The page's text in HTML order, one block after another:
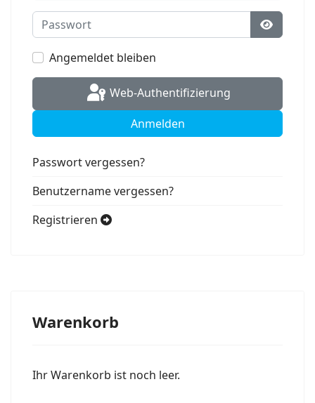
Passwort
Angemeldet bleiben
Web-Authentifizierung
Anmelden
Passwort vergessen?
Benutzername vergessen?
Registrieren
Warenkorb
Ihr Warenkorb ist noch leer.